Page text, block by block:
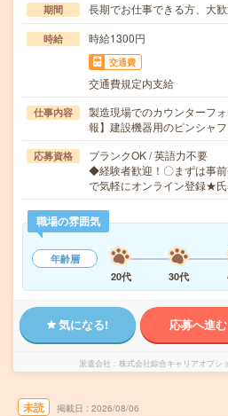
期間 長期でお仕事できる方、大歓
時給 時給1300円
交通費
交通費規定内支給
仕事内容
製造現場でのカウンターフ
報】建設機器用のピンシャ
応募資格
ブランクOK / 英語力不要
◆経験者歓迎！〇まずは事
で気軽にオンライン登録★
職場の雰囲気
年齢層
20代
30代
気になる! 応募へ進む
派遣会社 株式会社綜合キャリアオプシ
未読 掲載日 2026/08/06